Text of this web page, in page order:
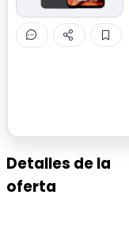
Detalles de la
oferta